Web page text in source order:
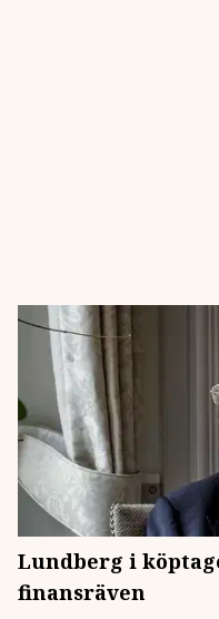
Lundberg i
finansräven